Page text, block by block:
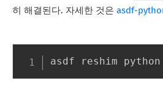
히 해결된다. 자세한 것은 asdf-